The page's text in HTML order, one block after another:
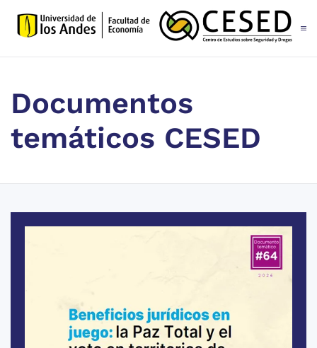
Skip to main content
Documentos
temáticos CESED